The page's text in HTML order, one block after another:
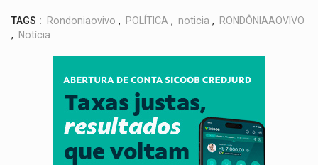
TAGS : Rondoniaovivo , POLÍTICA , noticia ,
RONDÔNIAAOVIVO
,
Notícia